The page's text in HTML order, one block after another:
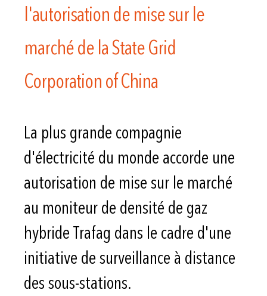
l'autorisation de mise sur le
marché de la State Grid
Corporation of China
La plus grande compagnie
d'électricité du monde accorde une
autorisation de mise sur le marché
au moniteur de densité de gaz
hybride Trafag dans le cadre d'une
initiative de surveillance à distance
des sous-stations.